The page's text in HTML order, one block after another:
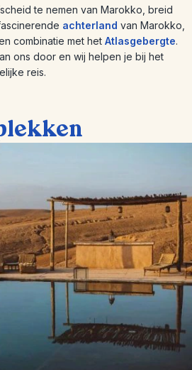
te nemen van Marokko, breid
achterland van Marokko,
combinatie met het Atlasgebergte.
ons door en wij helpen je bij het
reis.